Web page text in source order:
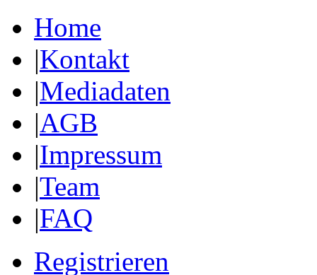
Home
|Kontakt
|Mediadaten
|AGB
|Impressum
|Team
|FAQ
Registrieren